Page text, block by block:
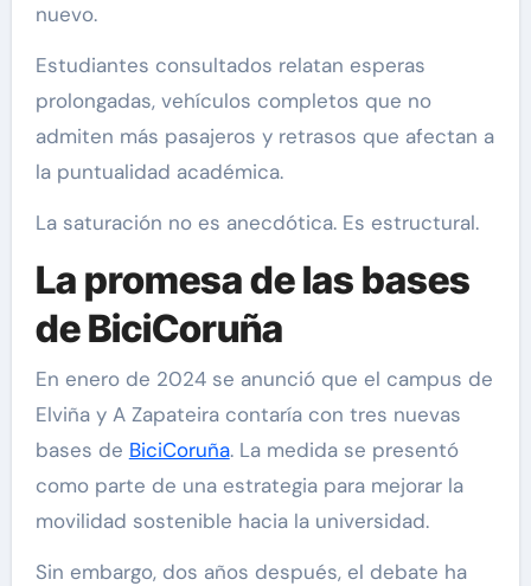
nuevo.
Estudiantes consultados relatan esperas
prolongadas, vehículos completos que no
admiten más pasajeros y retrasos que afectan a
la puntualidad académica.
La saturación no es anecdótica. Es estructural.
La promesa de las bases
de BiciCoruña
En enero de 2024 se anunció que el campus de
Elviña y A Zapateira contaría con tres nuevas
bases de BiciCoruña. La medida se presentó
como parte de una estrategia para mejorar la
movilidad sostenible hacia la universidad.
Sin embargo, dos años después, el debate ha